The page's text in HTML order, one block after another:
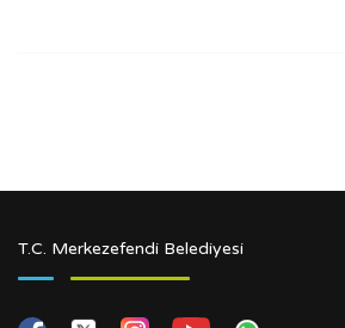
T.C. Merkezefendi Belediyesi